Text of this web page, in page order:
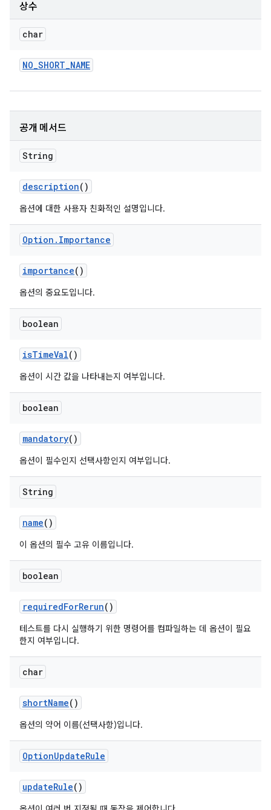
상수
char
NO_SHORT_NAME
공개 메서드
String
description()
옵션에 대한 사용자 친화적인 설명입니다.
Option . Importance
importance()
옵션의 중요도입니다.
boolean
isTimeVal()
옵션이 시간 값을 나타내는지 여부입니다.
boolean
mandatory()
옵션이 필수인지 선택사항인지 여부입니다.
String
name()
이 옵션의 필수 고유 이름입니다.
boolean
requiredForRerun()
테스트를 다시 실행하기 위한 명령어를 컴파일하는 데 옵션이 필요
한지 여부입니다.
char
shortName()
옵션의 약어 이름(선택사항)입니다.
OptionUpdateRule
updateRule()